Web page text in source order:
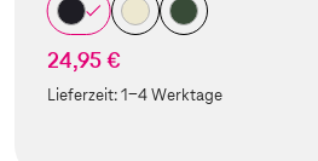
24,95 €
Lieferzeit:1-4 Werktage